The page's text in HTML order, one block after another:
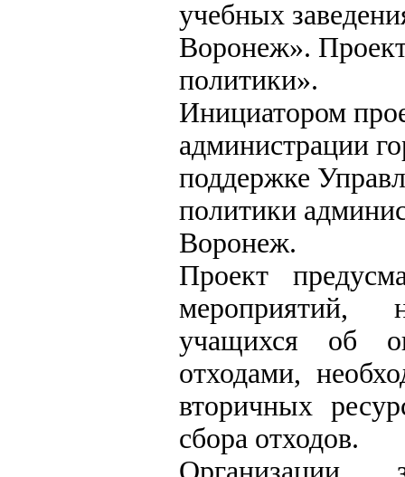
учебных
Воронеж».
политики».
Инициатором
администрации
поддержке
политики
Воронеж.
Проект
мероприятий,
учащихся об
отходами,
вторичных
сбора отходов.